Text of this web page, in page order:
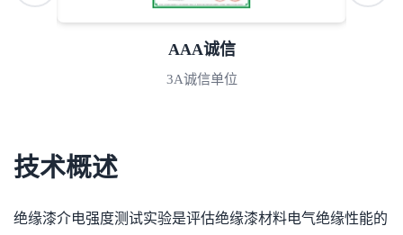
AAA诚信
3A诚信单位
技术概述
绝缘漆介电强度测试实验是评估绝缘漆材料电气绝缘性能的